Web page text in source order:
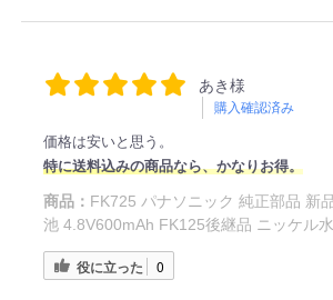
あき様
購入確認済み
価格は安いと思う。
特に送料込みの商品なら、かなりお得。
商品： FK725 パナソニック 純正部品 新
池 4.8V600mAh FK125後継品 ニッケル
役に立った 0